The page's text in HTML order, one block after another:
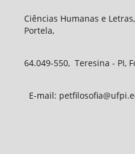
Ciências Humanas e
Portela,
64.049-550, Teresina - PI,
E-mail: